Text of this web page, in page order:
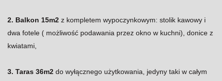
2. Balkon 15m2 z kompletem wypoczynkowym: stolik kawowy i
dwa fotele ( możliwość podawania przez okno w kuchni), donice z
kwiatami,
3. Taras 36m2 do wyłącznego użytkowania, jedyny taki w całym